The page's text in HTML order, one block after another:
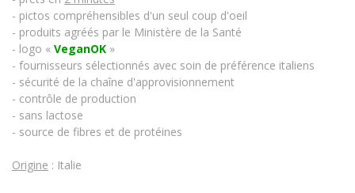
- pictos compréhensibles d'un seul coup d'oeil
- produits agréés par le Ministère de la Santé
- logo « VeganOK »
- fournisseurs sélectionnés avec soin de préférence italiens
- sécurité de la chaîne d'approvisionnement
- contrôle de production
- sans lactose
- source de fibres et de protéines
Origine : Italie